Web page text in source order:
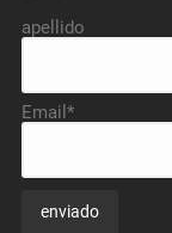
apellido
Email*